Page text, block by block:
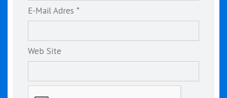
E-Mail Adres *
Web Site